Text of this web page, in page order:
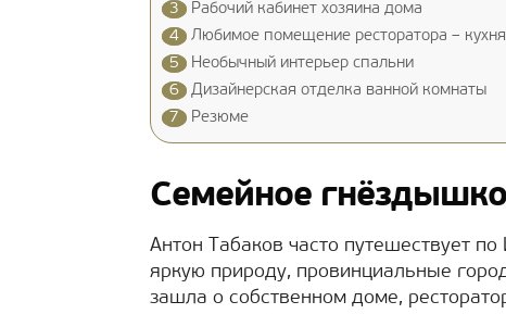
3
Рабочий кабинет хозяина дома
4
Любимое помещение ресторатора – кухня
5
Необычный интерьер спальни
6
Дизайнерская отделка ванной комнаты
7
Резюме
Семейное
Антон Табаков часто путешествует
яркую природу, провинциальные
зашла о собственном доме,